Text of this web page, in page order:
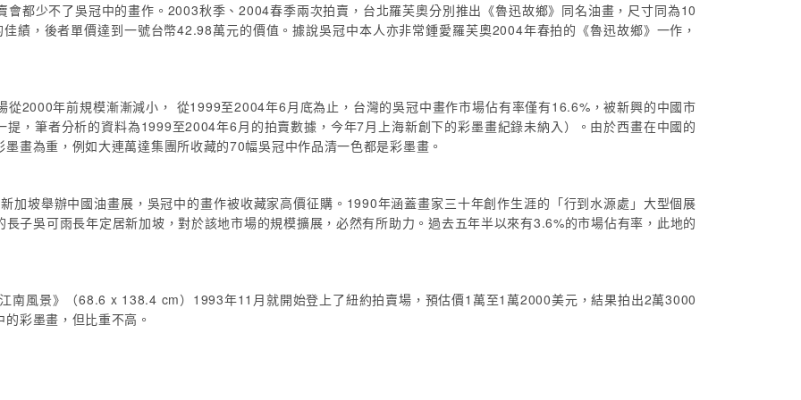
都少不了吳冠中的畫作。2003秋季、2004春季兩次拍賣，台北羅芙奧分別推出《魯迅故鄉》同名油畫，尺寸同為10
績，後者單價達到一號台幣42.98萬元的價值。據說吳冠中本人亦非常鍾愛羅芙奧2004年春拍的《魯迅故鄉》一作，
從2000年前規模漸漸減小， 從1999至2004年6月底為止，台灣的吳冠中畫作市場佔有率僅有16.6%，被新興的中國市
，筆者分析的資料為1999至2004年6月的拍賣數據，今年7月上海新創下的彩墨畫紀錄未納入）。由於西畫在中國的
畫為重，例如大連萬達集團所收藏的70幅吳冠中作品清一色都是彩墨畫。
加坡舉辦中國油畫展，吳冠中的畫作被收藏家高價征購。1990年涵蓋畫家三十年創作生涯的「行到水源處」大型個展
子吳可雨長年定居新加坡，對於該地市場的規模擴展，必然有所助力。過去五年半以來有3.6%的市場佔有率，此地的
南風景》（68.6 x 138.4 cm）1993年11月就開始登上了紐約拍賣場，預估價1萬至1萬2000美元，結果拍出2萬3000
彩墨畫，但比重不高。